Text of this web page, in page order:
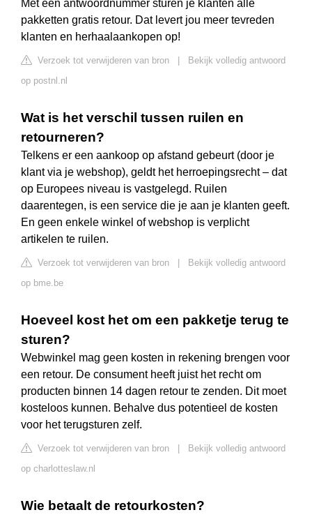
Met een antwoordnummer sturen je klanten alle
pakketten gratis retour. Dat levert jou meer tevreden
klanten en herhaalaankopen op!
Verzoek tot verwijderen van bron
Bekijk volledig antwoord
op postnl.nl
Wat is het verschil tussen ruilen en
retourneren?
Telkens er een aankoop op afstand gebeurt (door je
klant via je webshop), geldt het herroepingsrecht – dat
op Europees niveau is vastgelegd. Ruilen
daarentegen, is een service die je aan je klanten geeft.
En geen enkele winkel of webshop is verplicht
artikelen te ruilen.
Verzoek tot verwijderen van bron
Bekijk volledig antwoord
op bme.be
Hoeveel kost het om een pakketje terug te
sturen?
Webwinkel mag geen kosten in rekening brengen voor
een retour. De consument heeft juist het recht om
producten binnen 14 dagen retour te zenden. Dit moet
kosteloos kunnen. Behalve dus potentieel de kosten
voor het terugsturen zelf.
Verzoek tot verwijderen van bron
Bekijk volledig antwoord
op charlotteslaw.nl
Wie betaalt de retourkosten?